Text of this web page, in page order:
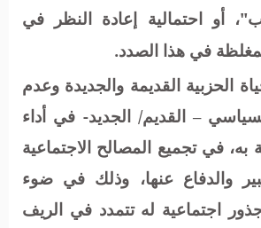
أو احتمالية إعادة النظر في
في هذا الصدد.
الحزبية القديمة والجديدة وعدم
– القديم/ الجديد- في أداء
في تجميع المصالح الاجتماعية
والدفاع عنها، وذلك في ضوء
اجتماعية له تتمدد في الريف